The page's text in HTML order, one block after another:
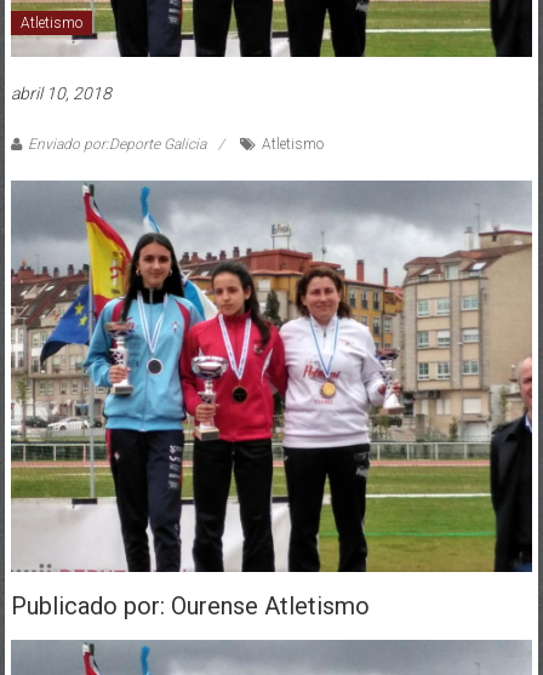
Atletismo
abril 10, 2018
Enviado por:Deporte Galicia Atletismo
Publicado por: Ourense Atletismo